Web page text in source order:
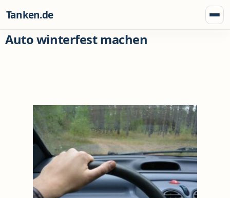
Tanken.de
Auto winterfest machen